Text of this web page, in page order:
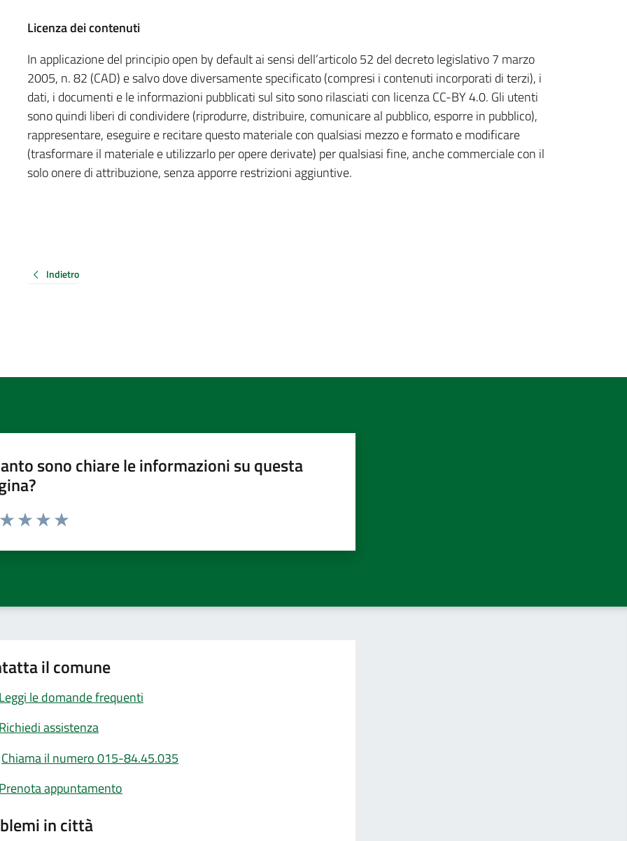
Licenza dei contenuti
In applicazione del principio open by default ai sensi dell’articolo 52 del decreto legislativo 7 marzo
2005, n. 82 (CAD) e salvo dove diversamente specificato (compresi i contenuti incorporati di terzi), i
dati, i documenti e le informazioni pubblicati sul sito sono rilasciati con licenza CC-BY 4.0. Gli utenti
sono quindi liberi di condividere (riprodurre, distribuire, comunicare al pubblico, esporre in pubblico),
rappresentare, eseguire e recitare questo materiale con qualsiasi mezzo e formato e modificare
(trasformare il materiale e utilizzarlo per opere derivate) per qualsiasi fine, anche commerciale con il
solo onere di attribuzione, senza apporre restrizioni aggiuntive.
Indietro
sono chiare le informazioni su questa
da 1 a 5 stelle la pagina
il comune
Leggi le domande frequenti
Richiedi assistenza
Chiama il numero 015-84.45.035
Prenota appuntamento
in città